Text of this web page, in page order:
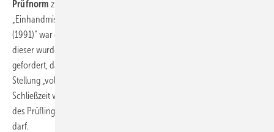
Prüfnorm zur Bestimmung des Druckstoßverhaltens. Mit DIN 3448
„Einhandmischer; Druckstoßverhalten; Anforderung und Prüfung
(1991)“ war eine solche Norm früher zwar als Entwurf vorhanden,
dieser wurde jedoch 2005 ersatzlos zurückgezogen. Darin war
gefordert, dass beim Schließen der zu prüfenden Armatur aus der
Stellung „voll auf“ und in der Stellung „kalt“ oder „warm“ bei einer
Schließzeit von 200 ms der Ruhedruck, der sich nach dem Schließen
des Prüflings einstellt, um nicht mehr als 2 bar überschritten werden
darf.